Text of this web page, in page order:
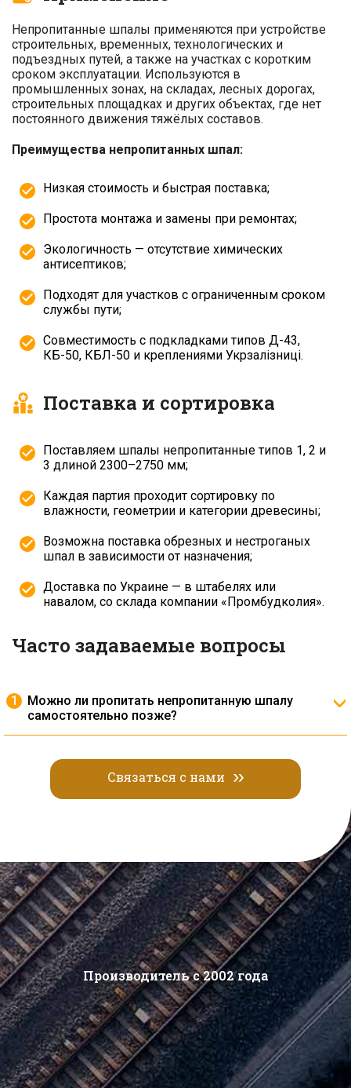
Непропитанные шпалы применяются при устройстве
строительных, временных, технологических и
подъездных путей, а также на участках с коротким
сроком эксплуатации. Используются в
промышленных зонах, на складах, лесных дорогах,
строительных площадках и других объектах, где нет
постоянного движения тяжёлых составов.
Преимущества непропитанных шпал:
Низкая стоимость и быстрая поставка;
Простота монтажа и замены при ремонтах;
Экологичность — отсутствие химических
антисептиков;
Подходят для участков с ограниченным сроком
службы пути;
Совместимость с подкладками типов Д-43,
КБ-50, КБЛ-50 и креплениями Укрзалізниці.
Поставка и сортировка
Поставляем шпалы непропитанные типов 1, 2 и
3 длиной 2300–2750 мм;
Каждая партия проходит сортировку по
влажности, геометрии и категории древесины;
Возможна поставка обрезных и нестроганых
шпал в зависимости от назначения;
Доставка по Украине — в штабелях или
навалом, со склада компании «Промбудколия».
Часто задаваемые вопросы
Можно ли пропитать непропитанную шпалу
самостоятельно позже?
практически невозможно повторить в полевых
условиях с тем же результатом — если планируется
длительная эксплуатация, лучше сразу заказывать
Связаться с нами
Производитель с 2002 года